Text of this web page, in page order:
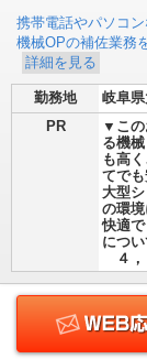
携帯電話やパソコ
機械OPの補佐業務
詳細を見る
勤務地
岐阜県
PR
▼この
る機
も高
てで
大型
の環
快適
につ
４，